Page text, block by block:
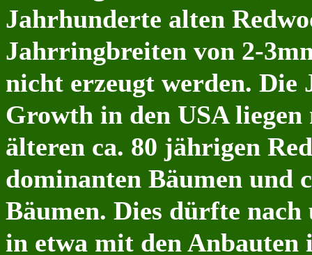
Jahrhunderte alten
Jahrringbreiten von 2-
nicht erzeugt werden. Die
Growth in den USA liegen
älteren ca. 80 jährigen
dominanten Bäumen und
Bäumen. Dies dürfte
in etwa mit den